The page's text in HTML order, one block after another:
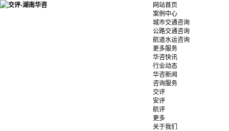
网站首页
案例中心
城市交通咨询
公路交通咨询
航道水运咨询
更多服务
华咨快讯
行业动态
华咨新闻
咨询服务
交评
安评
航评
更多
关于我们